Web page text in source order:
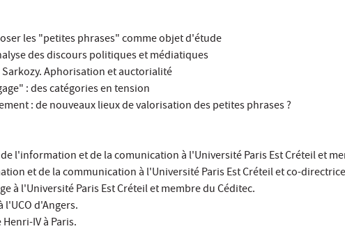
les "petites phrases" comme objet d'étude
des discours politiques et médiatiques
Aphorisation et auctorialité
: des catégories en tension
: de nouveaux lieux de valorisation des petites phrases ?
l'information et de la comunication à l'Université Paris Est Créteil et
et de la communication à l'Université Paris Est Créteil et co-
à l'Université Paris Est Créteil et membre du Céditec.
d'Angers.
IV à Paris.